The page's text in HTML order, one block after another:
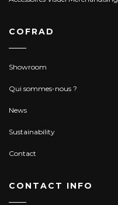
COFRAD
Showroom
Qui sommes-nous ?
News
Sustainability
Contact
CONTACT INFO